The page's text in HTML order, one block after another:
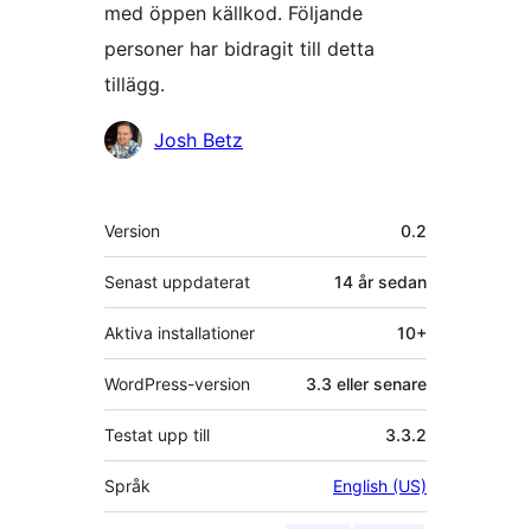
med öppen källkod. Följande
personer har bidragit till detta
tillägg.
Bidragande
Josh Betz
Meta
Version 0.2
Senast uppdaterat 14 år sedan
Aktiva installationer 10+
WordPress-version 3.3 eller senare
Testat upp till 3.3.2
Språk English (US)